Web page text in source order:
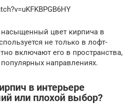
насыщенный цвет кирпича в
не только в лофт-
включают его в пространства,
направлениях.
в интерьере
или плохой выбор?